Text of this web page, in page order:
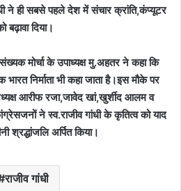
ने ही सबसे पहले देश में संचार क्रांति,कंप्यूटर
बढ़ावा दिया।
मोर्चा के उपाध्यक्ष मु.अहतर ने कहा कि
निर्माता भी कहा जाता है।इस मौके पर
आरीफ रजा,जावेद खां,खुर्शीद आलम व
ने स्व.राजीव गांधी के कृतित्व को याद
श्रद्धांजलि अर्पित किया।
राजीव गांधी